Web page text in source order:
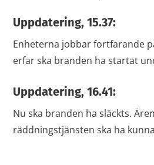
Uppdatering, 15.37:
Enheterna jobbar fortfarande
erfar ska branden ha startat
Uppdatering, 16.41:
Nu ska branden ha släckts.
räddningstjänsten ska ha